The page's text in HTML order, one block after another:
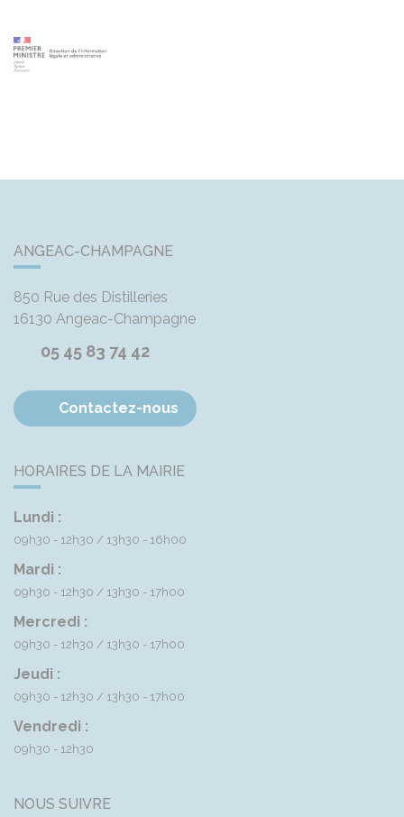
ANGEAC-CHAMPAGNE
850 Rue des Distilleries
16130 Angeac-Champagne
05 45 83 74 42
Contactez-nous
HORAIRES DE LA MAIRIE
Lundi :
09h30 - 12h30 13h30 - 16h00
Mardi :
09h30 - 12h30 13h30 - 17h00
Mercredi :
09h30 - 12h30 13h30 - 17h00
Jeudi :
09h30 - 12h30 13h30 - 17h00
Vendredi :
09h30 - 12h30
NOUS SUIVRE